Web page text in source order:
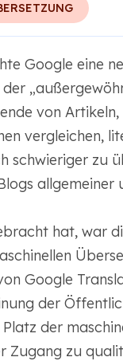
Google eine
von
vergleichen,
schwieriger zu
allgemeiner
hat, war
Google
der
der
Zugang zu